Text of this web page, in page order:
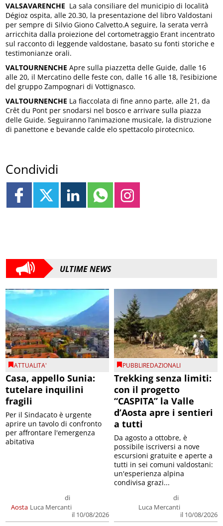
VALSAVARENCHE La sala consiliare del municipio di località
Dégioz ospita, alle 20.30, la presentazione del libro Valdostani
per sempre di Silvio Giono Calvetto.A seguire, la serata verrà
arricchita dalla proiezione del cortometraggio Erant incentrato
sul racconto di leggende valdostane, basato su fonti storiche e
testimonianze orali.
VALTOURNENCHE Apre sulla piazzetta delle Guide, dalle 16
alle 20, il Mercatino delle feste con, dalle 16 alle 18, l’esibizione
del gruppo Zampognari di Vottignasco.
VALTOURNENCHE La fiaccolata di fine anno parte, alle 21, da
Crêt du Pont per snodarsi nel bosco e arrivare sulla piazza
delle Guide. Seguiranno l’animazione musicale, la distruzione
di panettone e bevande calde elo spettacolo pirotecnico.
Condividi
ULTIME NEWS
ATTUALITA'
Casa, appello Sunia:
tutelare inquilini
fragili
Aosta
di
Luca Mercanti
il 10/08/2026
Per il Sindacato è urgente
aprire un tavolo di confronto
per affrontare l'emergenza
abitativa
PUBBLIREDAZIONALI
Trekking senza limiti:
con il progetto
“CASPITA” la Valle
d’Aosta apre i sentieri
a tutti
di
Luca Mercanti
il 10/08/2026
Da agosto a ottobre, è
possibile iscriversi a nove
escursioni gratuite e aperte a
tutti in sei comuni valdostani:
un'esperienza alpina
condivisa grazi...